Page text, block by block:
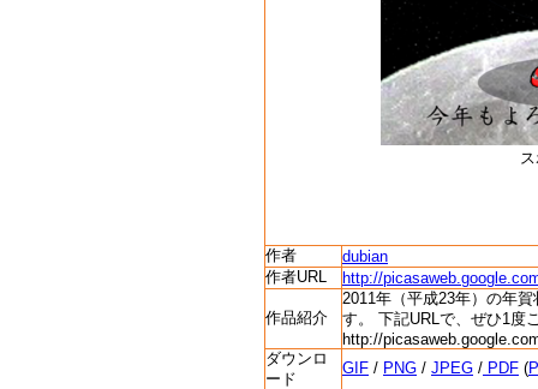
作者
dubian
作者URL
http://
作品紹介
2011年（平成23年）の年
す。 下記URLで、ぜひ1度
http://
ダウンロ
ード
GIF / PNG / JPEG / PDF (